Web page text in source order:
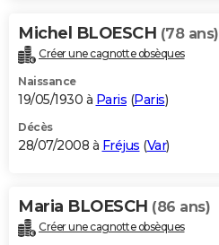
Michel BLOESCH (78 ans)
Créer une cagnotte obsèques
Naissance
19/05/1930 à Paris (Paris)
Décès
28/07/2008 à Fréjus (Var)
Maria BLOESCH (86 ans)
Créer une cagnotte obsèques